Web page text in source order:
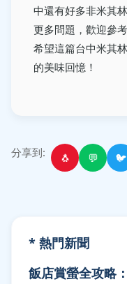
中還有好多非米其
更多問題，歡迎參
希望這篇台中米其
的美味回憶！
分享到: 🐧 💬 🐦
* 熱門新聞
飯店賞螢全攻略